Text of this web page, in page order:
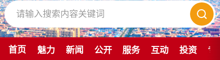
首页 魅力 新闻 公开 服务 互动 投资 专